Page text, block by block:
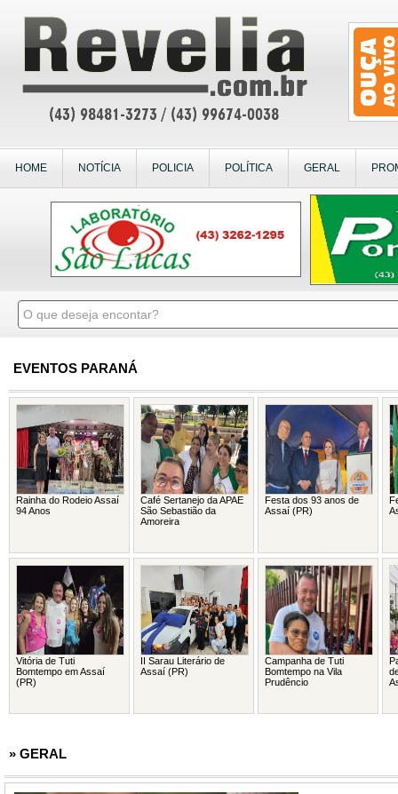
HOME NOTÍCIA POLICIA POLÍTICA GERAL
EVENTOS PARANÁ
Rainha do Rodeio Assaí
94 Anos
Café Sertanejo da APAE
São Sebastião da
Amoreira
Festa dos 93 anos de
Assaí (PR)
Vitória de Tuti
Bomtempo em Assaí
(PR)
II Sarau Literário de
Assaí (PR)
Campanha de Tuti
Bomtempo na Vila
Prudêncio
» GERAL